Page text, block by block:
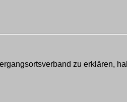
zu erklären,